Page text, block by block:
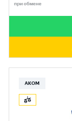
при обмене
АКОМ